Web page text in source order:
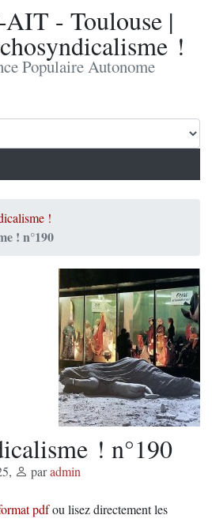
- Toulouse |
!
Populaire Autonome
!
! n°190
! n°190
, paradmin
pdfou lisez directement les